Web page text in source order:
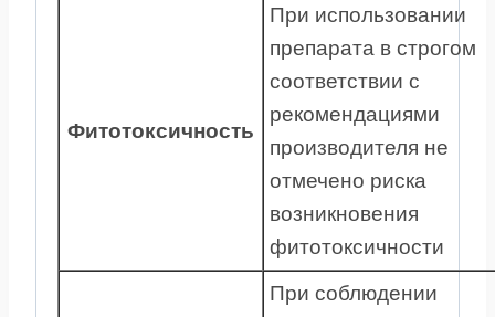
Фитотоксичность
При использовании
препарата в строгом
соответствии с
рекомендациями
производителя не
отмечено риска
возникновения
фитотоксичности
При соблюдении